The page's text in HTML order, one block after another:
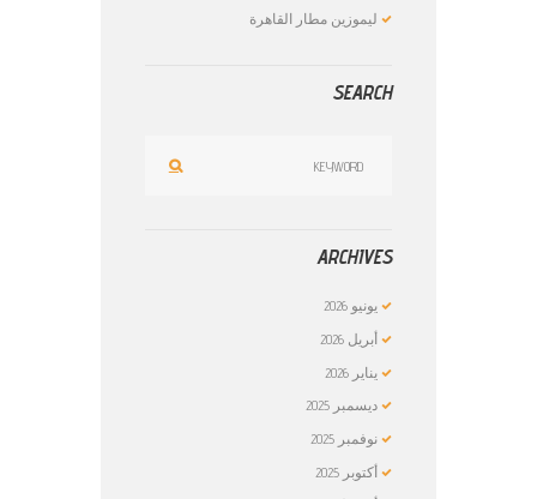
ليموزين مطار القاهرة
SEARCH
ARCHIVES
يونيو2026
أبريل2026
يناير2026
ديسمبر2025
نوفمبر2025
أكتوبر2025